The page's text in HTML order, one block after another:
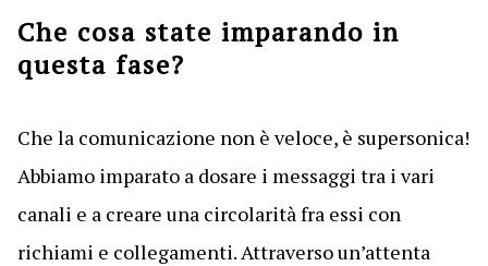
Che cosa state imparando in
questa fase?
Che la comunicazione non è veloce, è supersonica!
Abbiamo imparato a dosare i messaggi tra i vari
canali e a creare una circolarità fra essi con
richiami e collegamenti. Attraverso un’attenta